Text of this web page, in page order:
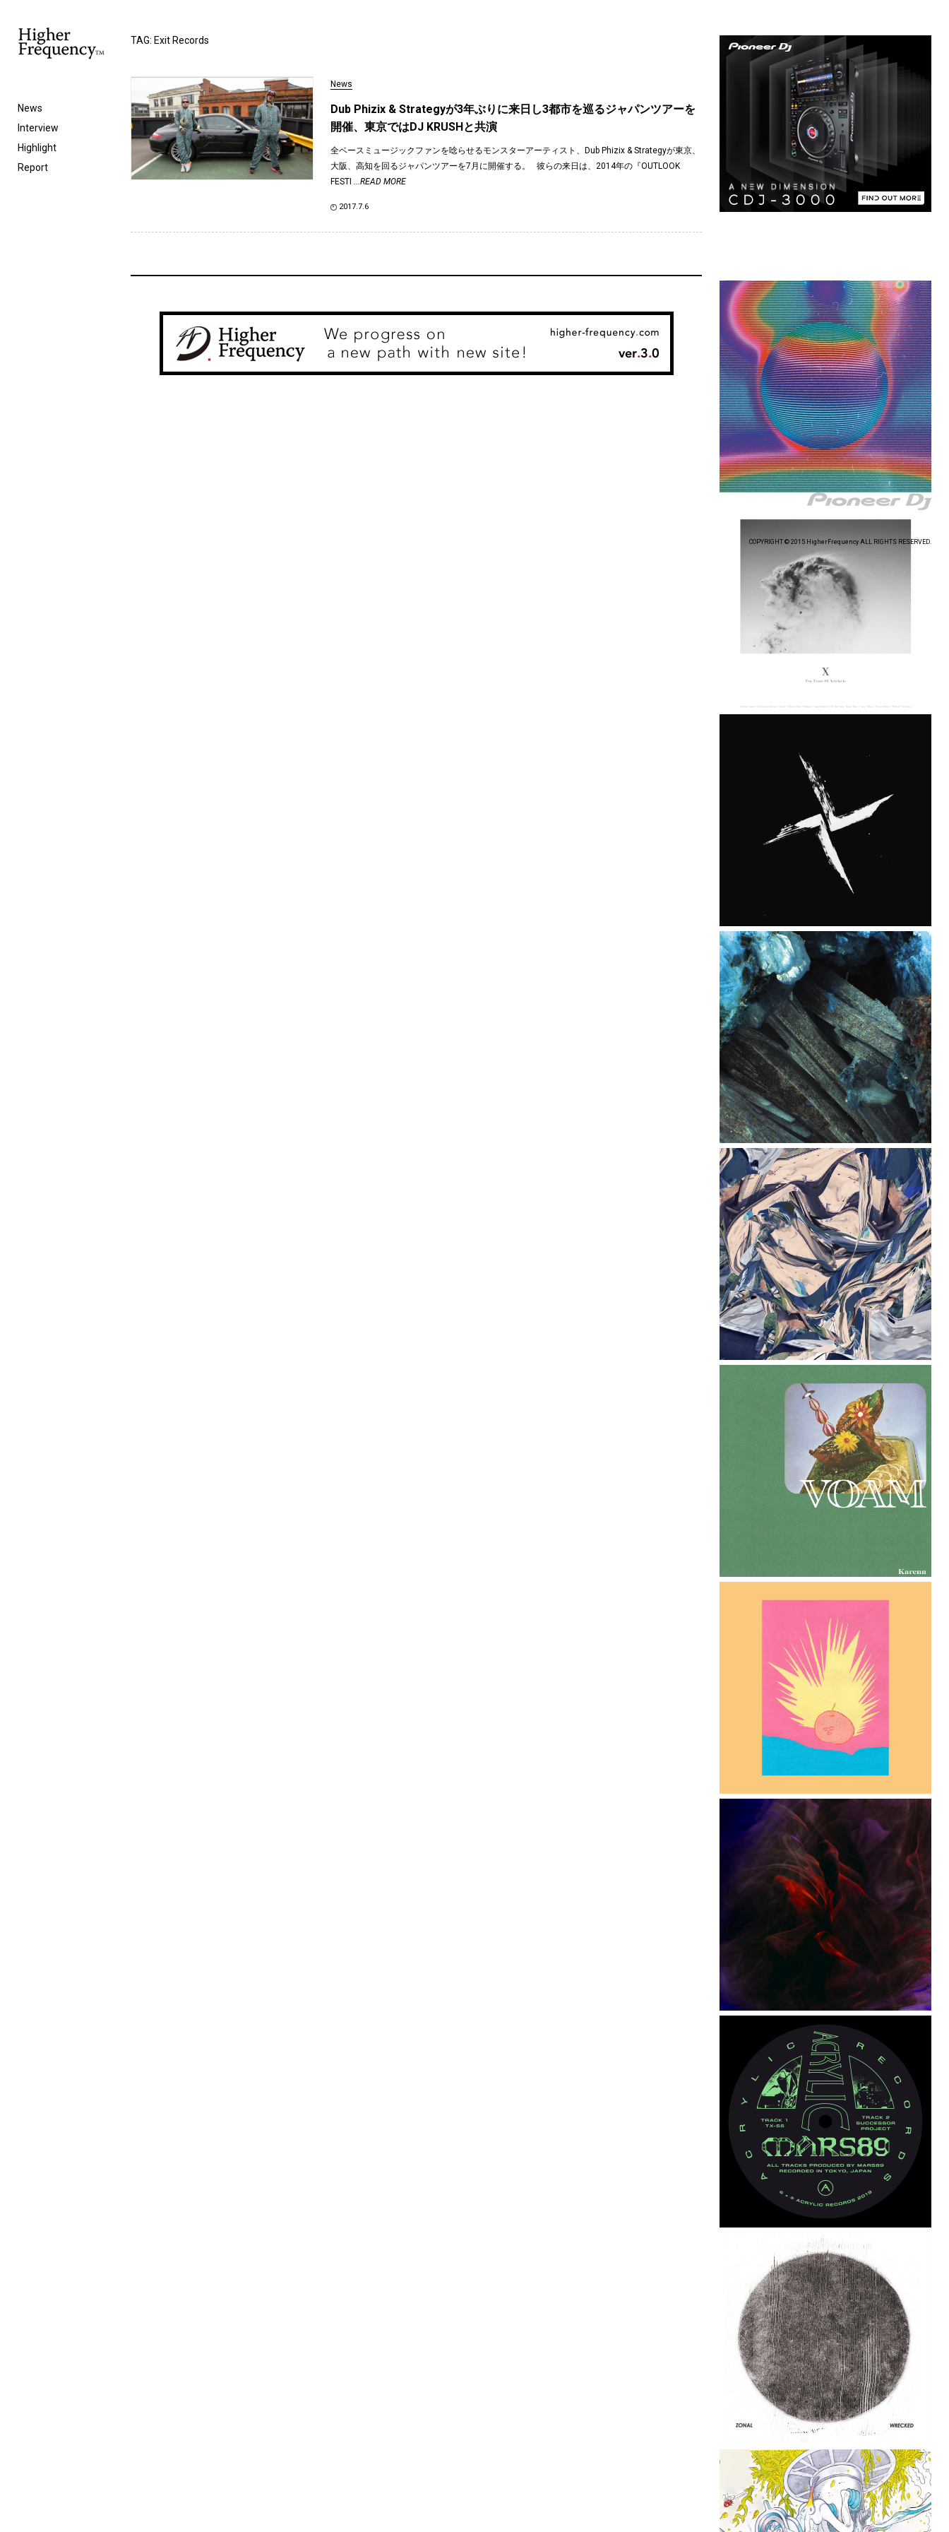
News
Interview
Highlight
Report
TAG: Exit Records
News
Dub Phizix & Strategyが3年ぶりに来日し3都市を巡るジャパンツアーを
開催、東京ではDJ KRUSHと共演
全ベースミュージックファンを唸らせるモンスターアーティスト、Dub Phizix & Strategyが東京、
大阪、高知を回るジャパンツアーを7月に開催する。 彼らの来日は、2014年の『OUTLOOK
FESTI...READ MORE
2017.7.6
COPYRIGHT © 2015 HigherFrequency ALL RIGHTS RESERVED.